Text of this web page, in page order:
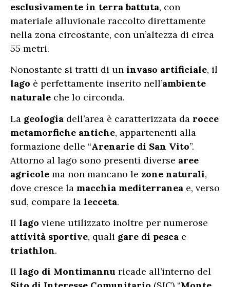
esclusivamente in terra battuta, con
materiale alluvionale raccolto direttamente
nella zona circostante, con un’altezza di circa
55 metri.
Nonostante si tratti di un invaso artificiale, il
lago è perfettamente inserito nell’ambiente
naturale che lo circonda.
La geologia dell’area è caratterizzata da rocce
metamorfiche antiche, appartenenti alla
formazione delle “Arenarie di San Vito”.
Attorno al lago sono presenti diverse aree
agricole ma non mancano le zone naturali,
dove cresce la macchia mediterranea e, verso
sud, compare la lecceta.
Il lago viene utilizzato inoltre per numerose
attività sportive, quali gare di pesca e
triathlon.
Il lago di Montimannu ricade all’interno del